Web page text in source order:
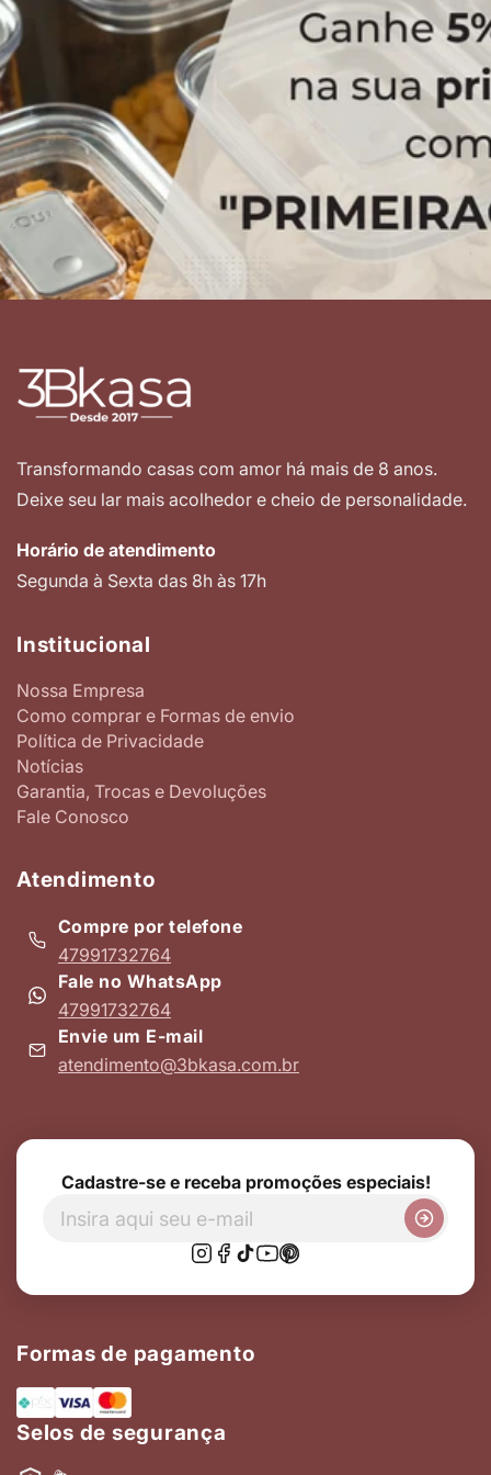
Transformando casas com amor há mais de 8 anos.
Deixe seu lar mais acolhedor e cheio de personalidade.
Horário de atendimento
Segunda à Sexta das 8h às 17h
Institucional
Nossa Empresa
Como comprar e Formas de envio
Política de Privacidade
Notícias
Garantia, Trocas e Devoluções
Fale Conosco
Atendimento
Compre por telefone
47991732764
Fale no WhatsApp
47991732764
Envie um E-mail
atendimento@3bkasa.com.br
Cadastre-se e receba promoções especiais!
Formas de pagamento
Selos de segurança